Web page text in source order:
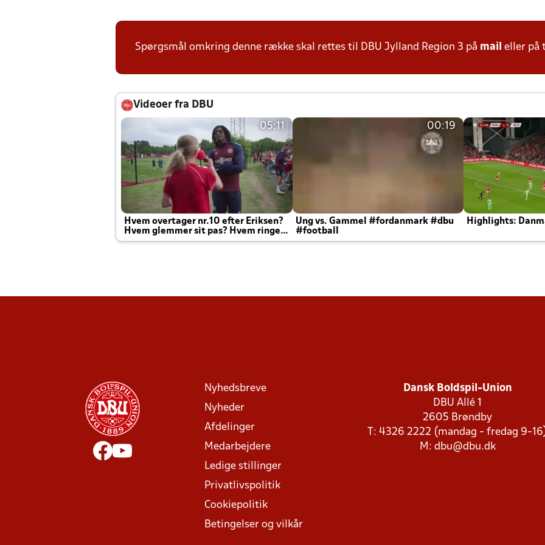
Spørgsmål omkring denne række skal rettes til DBU Jylland Region 3 på mail eller på
Videoer fra DBU
05:11
Hvem overtager nr.10 efter Eriksen?
Hvem glemmer sit pas? Hvem ringer
Joachim altid til efter kampe?
00:19
Ung vs. Gammel #fordanmark #dbu
#football
Highlights:
Nyhedsbreve
Nyheder
Afdelinger
Medarbejdere
Ledige stillinger
Privatlivspolitik
Cookiepolitik
Betingelser og vilkår
Dansk Boldspil-Union
DBU Allé 1
2605 Brøndby
T: 4326 2222 (mandag - fredag 9-
M: dbu@dbu.dk